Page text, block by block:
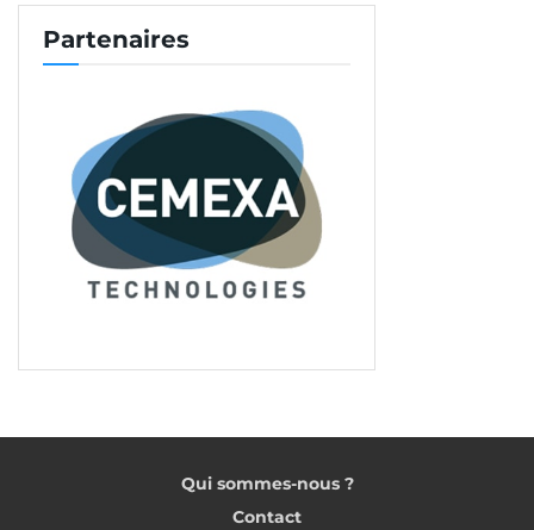
Partenaires
Qui sommes-nous ?
Contact